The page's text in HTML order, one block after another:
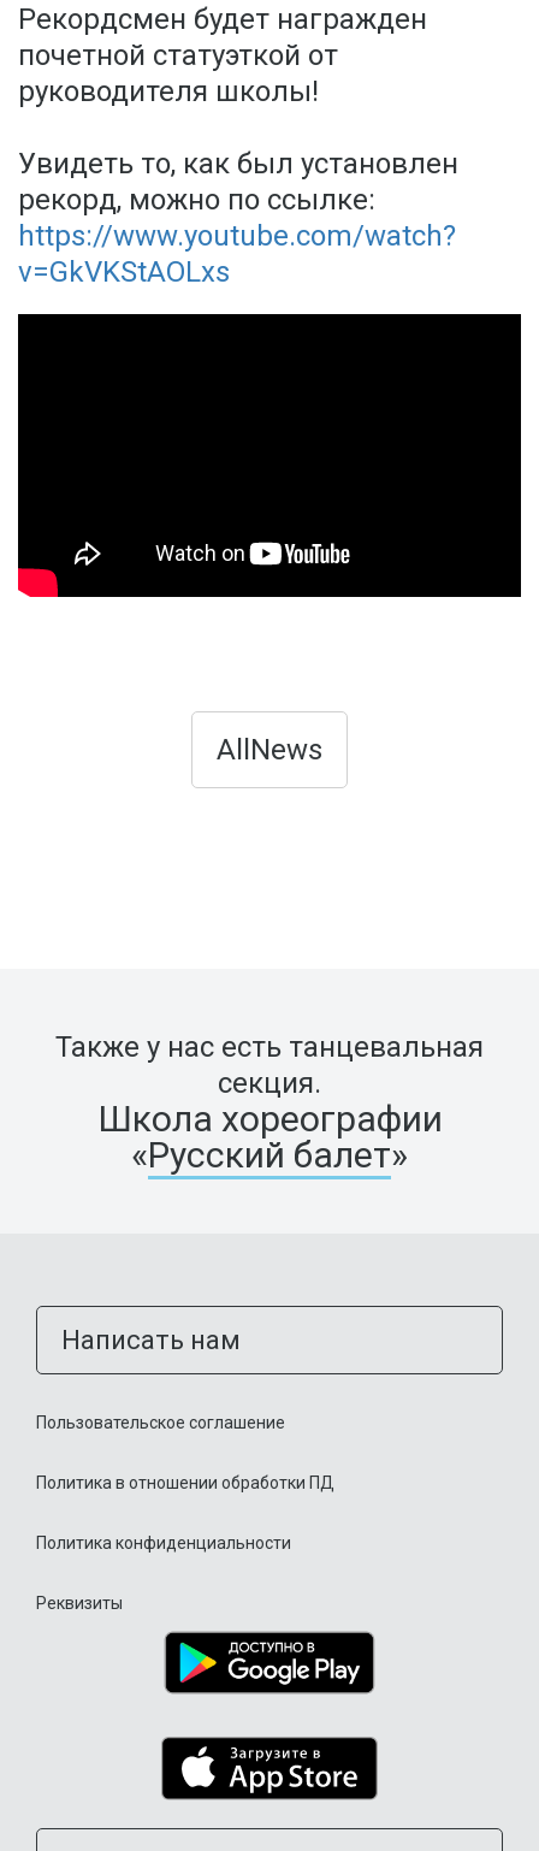
Рекордсмен будет награжден
почетной статуэткой от
руководителя школы!
Увидеть то, как был установлен
рекорд, можно по ссылке:
https://www.youtube.com/watch?
v=GkVKStAOLxs
AllNews
Также у нас есть танцевальная
секция.
Школа хореографии
«Русский балет»
Написать нам
Пользовательское соглашение
Политика в отношении обработки ПД
Политика конфиденциальности
Реквизиты